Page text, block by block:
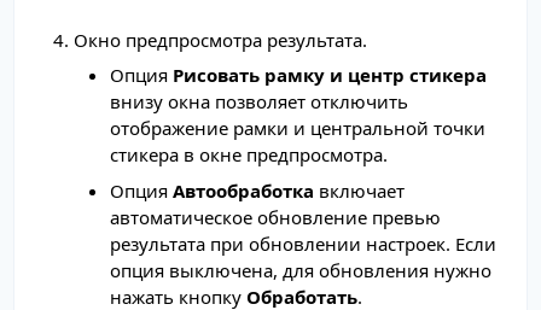
Окно предпросмотра результата.
Опция Рисовать рамку и центр стикера
внизу окна позволяет отключить
отображение рамки и центральной точки
стикера в окне предпросмотра.
Опция Автообработка включает
автоматическое обновление превью
результата при обновлении настроек. Если
опция выключена, для обновления нужно
нажать кнопку Обработать.